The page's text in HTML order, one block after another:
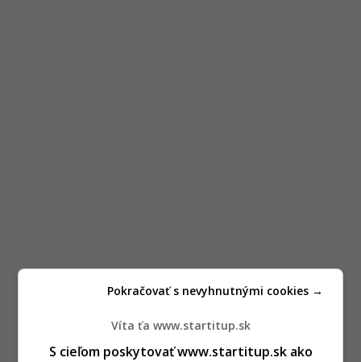
Víta ťa www.startitup.sk
S cieľom poskytovať www.startitup.sk ako
Pokračovať s nevyhnutnými cookies →